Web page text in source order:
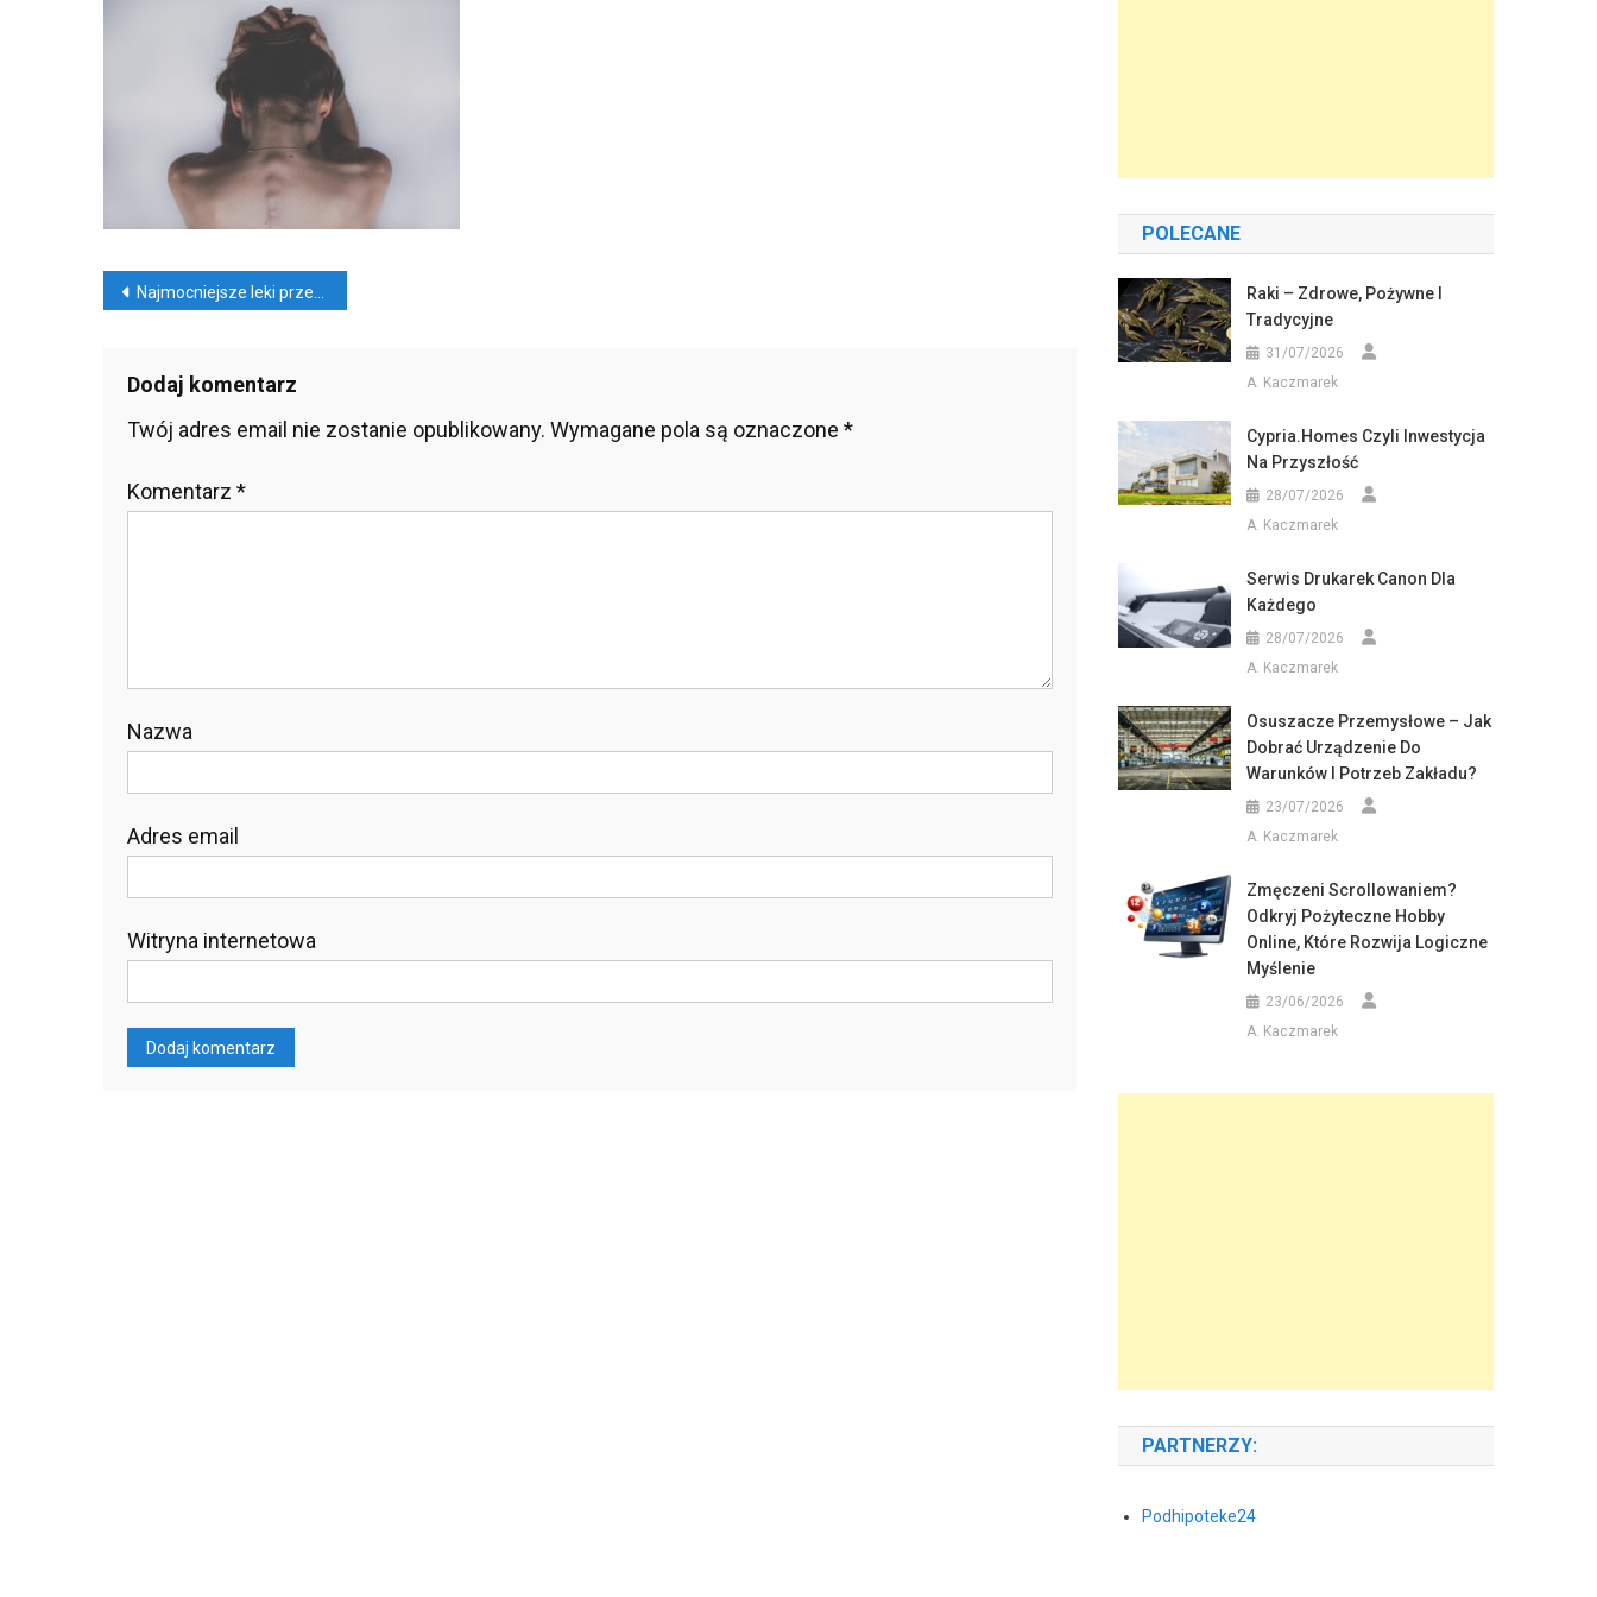
Nawigacja
Najmocniejsze leki przeciwbólowe bez recepty
Dodaj komentarz
Twój adres email nie zostanie opublikowany. Wymagane pola są oznaczone *
Komentarz *
Nazwa
Adres email
Witryna internetowa
POLECANE
Raki – Zdrowe, Pożywne I
Tradycyjne
31/07/2026
A. Kaczmarek
Cypria.homes Czyli Inwestycja
Na Przyszłość
28/07/2026
A. Kaczmarek
Serwis Drukarek Canon Dla
Każdego
28/07/2026
A. Kaczmarek
Osuszacze Przemysłowe – Jak
Dobrać Urządzenie Do
Warunków I Potrzeb Zakładu?
23/07/2026
A. Kaczmarek
Zmęczeni Scrollowaniem?
Odkryj Pożyteczne Hobby
Online, Które Rozwija Logiczne
Myślenie
23/06/2026
A. Kaczmarek
PARTNERZY:
Podhipoteke24